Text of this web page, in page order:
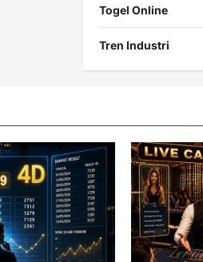
Togel Online
Tren Industri